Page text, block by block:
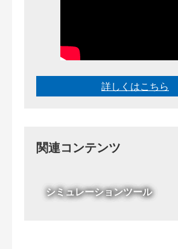
詳しくはこちら
関連コンテンツ
シミュレーションツール